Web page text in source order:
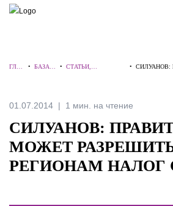
ПОИСК ПО САЙТУ
ГЛА
•БАЗА
•СТАТЬИ,
• СИЛУАНОВ:
01.07.2014 1 мин. на чтение
СИЛУАНОВ:
МОЖЕТ
РЕГИОНАМ НАЛОГ